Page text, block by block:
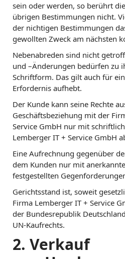
sein oder werden, so berührt
übrigen Bestimmungen nicht.
der nichtigen Bestimmungen
gewollten Zweck am nächsten
Nebenabreden sind nicht
und –Änderungen bedürfen zu
Schriftform. Das gilt auch für
Erfordernis aufhebt.
Der Kunde kann seine Rechte
Geschäftsbeziehung mit der
Service GmbH nur mit
Lemberger IT + Service GmbH
Eine Aufrechnung gegenüber
dem Kunden nur mit
festgestellten
Gerichtsstand ist, soweit
Firma Lemberger IT + Service
der Bundesrepublik
UN-Kaufrechts.
2. Verkauf